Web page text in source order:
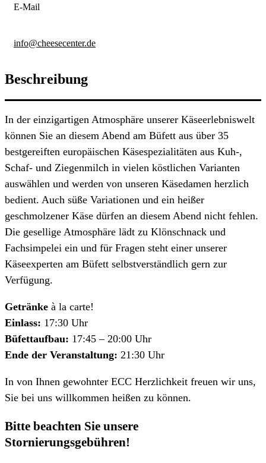
E-Mail
info@cheesecenter.de
Beschreibung
In der einzigartigen Atmosphäre unserer Käseerlebniswelt
können Sie an diesem Abend am Büfett aus über 35
bestgereiften europäischen Käsespezialitäten aus Kuh-,
Schaf- und Ziegenmilch in vielen köstlichen Varianten
auswählen und werden von unseren Käsedamen herzlich
bedient. Auch süße Variationen und ein heißer
geschmolzener Käse dürfen an diesem Abend nicht fehlen.
Die gesellige Atmosphäre lädt zu Klönschnack und
Fachsimpelei ein und für Fragen steht einer unserer
Käseexperten am Büfett selbstverständlich gern zur
Verfügung.
Getränke à la carte!
Einlass: 17:30 Uhr
Büfettaufbau: 17:45 – 20:00 Uhr
Ende der Veranstaltung: 21:30 Uhr
In von Ihnen gewohnter ECC Herzlichkeit freuen wir uns,
Sie bei uns willkommen heißen zu können.
Bitte beachten Sie unsere
Stornierungsgebühren!